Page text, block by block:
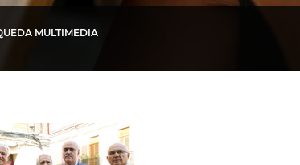
MULTIMEDIA